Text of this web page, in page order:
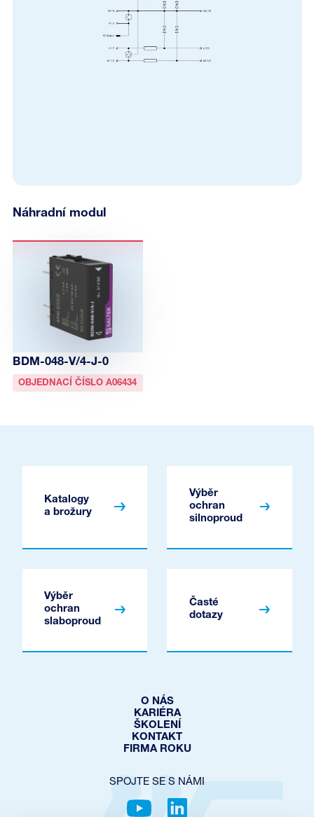
Náhradní modul
BDM-048-V/4-J-0
OBJEDNACÍ ČÍSLO A06434
Katalogy
a brožury
Výběr
ochran
silnoproud
Výběr
ochran
slaboproud
Časté
dotazy
O NÁS
KARIÉRA
ŠKOLENÍ
KONTAKT
FIRMA ROKU
SPOJTE SE S NÁMI